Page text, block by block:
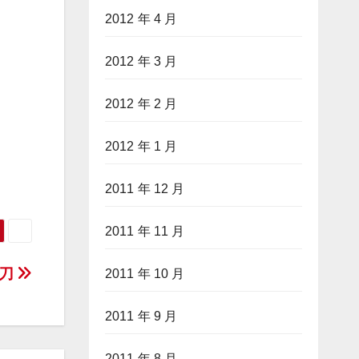
2012 年 4 月
2012 年 3 月
2012 年 2 月
2012 年 1 月
2011 年 12 月
2011 年 11 月
2011 年 10 月
2011 年 9 月